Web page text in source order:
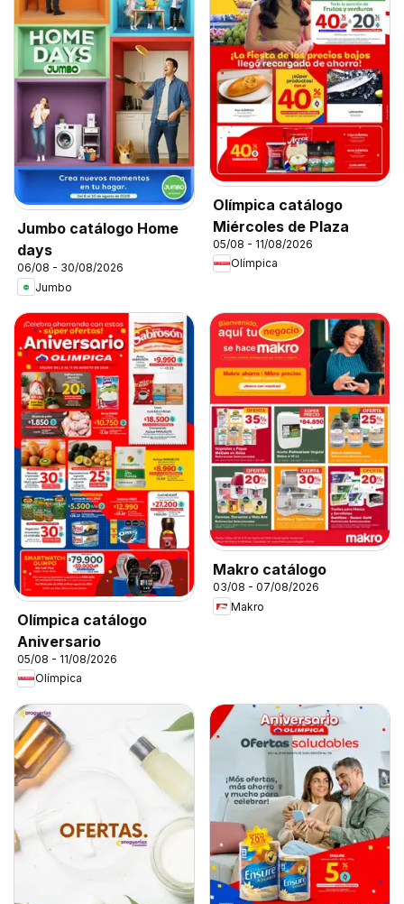
Jumbo catálogo Home
days
06/08 - 30/08/2026
Jumbo
Olímpica catálogo
Miércoles de Plaza
05/08 - 11/08/2026
Olímpica
Olímpica catálogo
Aniversario
05/08 - 11/08/2026
Olímpica
Makro catálogo
03/08 - 07/08/2026
Makro